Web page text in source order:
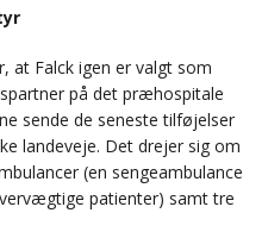
at Falck igen er valgt som
på det præhospitale
sende de seneste tilføjelser
landeveje. Det drejer sig om
(en sengeambulance
patienter) samt tre